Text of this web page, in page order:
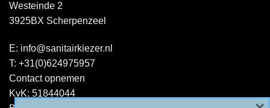
Westeinde 2
3925BX Scherpenzeel
E: info@sanitairkiezer.nl
T: +31(0)624975957
Contact opnemen
KvK: 51844044